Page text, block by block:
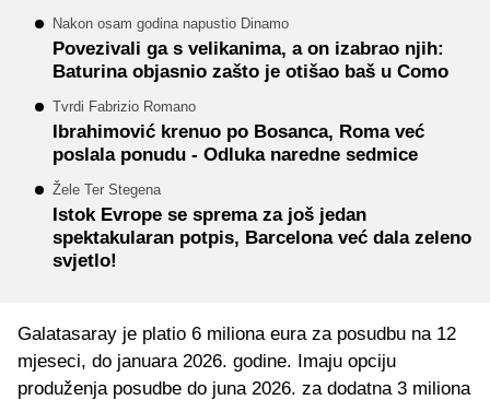
Nakon osam godina napustio Dinamo
Povezivali ga s velikanima, a on izabrao njih:
Baturina objasnio zašto je otišao baš u Como
Tvrdi Fabrizio Romano
Ibrahimović krenuo po Bosanca, Roma već
poslala ponudu - Odluka naredne sedmice
Žele Ter Stegena
Istok Evrope se sprema za još jedan
spektakularan potpis, Barcelona već dala zeleno
svjetlo!
Galatasaray je platio 6 miliona eura za posudbu na 12
mjeseci, do januara 2026. godine. Imaju opciju
produženja posudbe do juna 2026. za dodatna 3 miliona